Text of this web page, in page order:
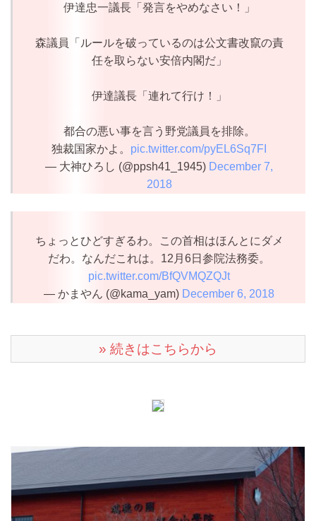
伊達忠一議長「発言をやめなさい！」
森議員「ルールを破っているのは公文書改竄の責
任を取らない安倍内閣だ」
伊達議長「連れて行け！」
都合の悪い事を言う野党議員を排除。
独裁国家かよ。 pic.twitter.com/pyEL6Sq7FI
— 大神ひろし (@ppsh41_1945) December 7,
2018
ちょっとひどすぎるわ。この首相はほんとにダメ
だわ。なんだこれは。12月6日参院法務委。
pic.twitter.com/BfQVMQZQJt
— かまやん (@kama_yam) December 6, 2018
» 続きはこちらから